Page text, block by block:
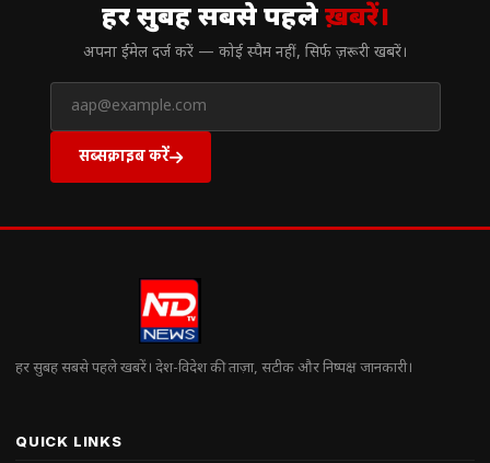
हर सुबह सबसे पहलेख़बरें।
अपना ईमेल दर्ज करें — कोई स्पैम नहीं, सिर्फ ज़रूरी खबरें।
सब्सक्राइब करें
हर सुबह सबसे पहले खबरें। देश-विदेश की ताज़ा, सटीक और निष्पक्ष जानकारी।
QUICK LINKS